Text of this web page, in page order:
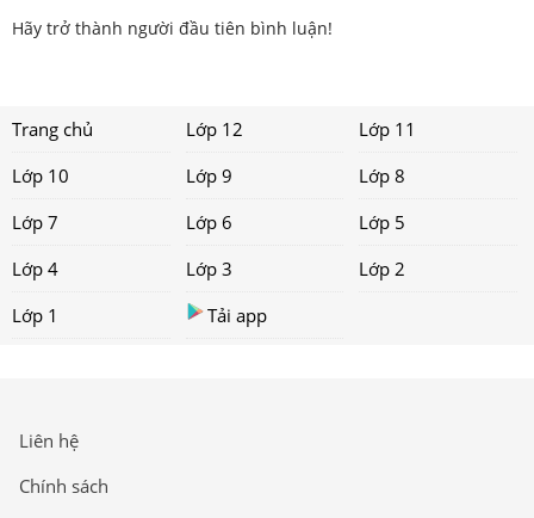
Hãy trở thành người đầu tiên bình luận!
Trang chủ Lớp 12
Lớp 11
Lớp 10
Lớp 9
Lớp 8
Lớp 7
Lớp 6
Lớp 5
Lớp 4
Lớp 3
Lớp 2
Lớp 1
Tải app
Liên hệ
Chính sách